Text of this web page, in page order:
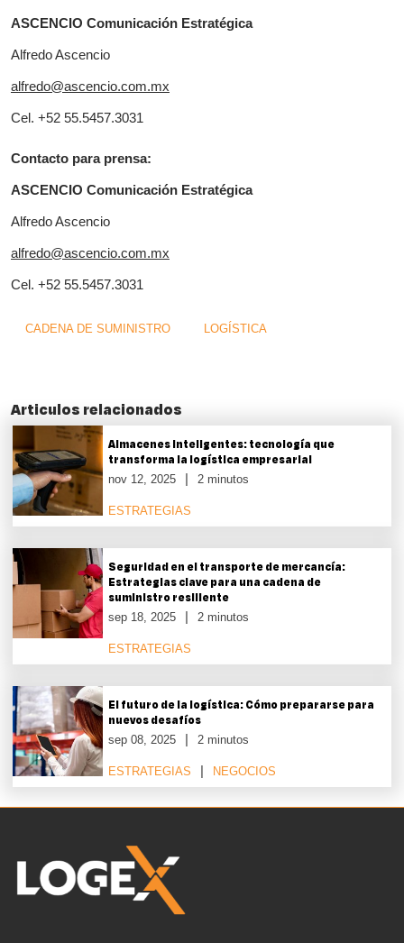
ASCENCIO Comunicación Estratégica
Alfredo Ascencio
alfredo@ascencio.com.mx
Cel. +52 55.5457.3031
Contacto para prensa:
ASCENCIO Comunicación Estratégica
Alfredo Ascencio
alfredo@ascencio.com.mx
Cel. +52 55.5457.3031
CADENA DE SUMINISTRO LOGÍSTICA
Articulos relacionados
Almacenes inteligentes: tecnología que
transforma la logística empresarial
nov 12, 2025 2 minutos
ESTRATEGIAS
Seguridad en el transporte de mercancía:
Estrategias clave para una cadena de
suministro resiliente
sep 18, 2025 2 minutos
ESTRATEGIAS
El futuro de la logística: Cómo prepararse para
nuevos desafíos
sep 08, 2025 2 minutos
ESTRATEGIAS NEGOCIOS